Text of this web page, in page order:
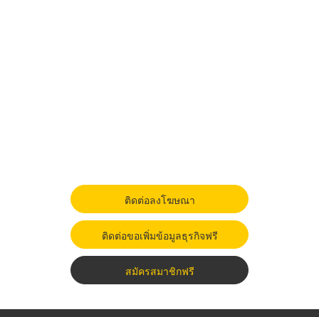
ติดต่อลงโฆษณา
ติดต่อขอเพิ่มข้อมูลธุรกิจฟรี
สมัครสมาชิกฟรี